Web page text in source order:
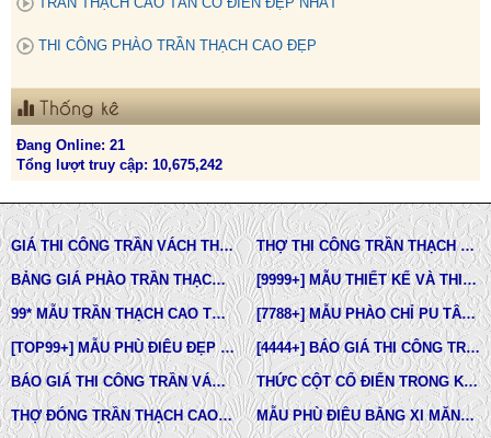
THI CÔNG PHÀO TRẦN THẠCH CAO ĐẸP
Thống kê
Đang Online: 21
Tổng lượt truy cập: 10,675,242
GIÁ THI CÔNG TRẦN VÁCH THẠCH CAO TẠI TPHCM THỢ THI CÔNG TRẦN THẠCH CAO ĐẸP TẠI TPHCM
BẢNG GIÁ PHÀO TRẦN THẠCH CAO TÂN CỔ ĐIỂN [9999+] MẪU THIẾT KẾ VÀ THI CÔNG TRẦN THẠCH CAO ĐẸP
99* MẪU TRẦN THẠCH CAO TÂN CỔ ĐIỂN ĐẸP NHẤT HIỆN NAY [7788+] MẪU PHÀO CHỈ PU TÂN CỔ ĐIỂN ĐẸP NHẤT HIỆN NAY
[TOP99+] MẪU PHÙ ĐIÊU ĐẸP TRONG THIẾT KẾ KIẾN TRÚC [4444+] BÁO GIÁ THI CÔNG TRỌN GÓI PHÀO CHỈ PU MỚI NHẤT
BÁO GIÁ THI CÔNG TRẦN VÁCH THẠCH CAO TRỌN GÓI THỨC CỘT CỔ ĐIỂN TRONG KIẾN TRÚC
THỢ ĐÓNG TRẦN THẠCH CAO GIÁ RẺ Ở TPHCM MẪU PHÙ ĐIÊU BẰNG XI MĂNG ĐÚC SẴN NHÀ PHỐ BIỆT THỰ LÂU ĐÀI TOÀN QUỐC